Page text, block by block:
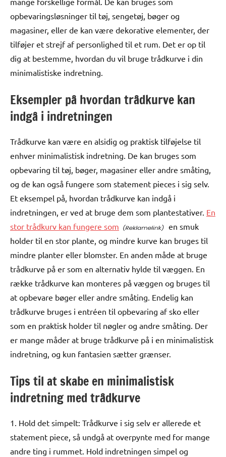
opbevaringsløsninger til tøj, sengetøj, bøger og
magasiner, eller de kan være dekorative elementer, der
tilføjer et strejf af personlighed til et rum. Det er op til
dig at bestemme, hvordan du vil bruge trådkurve i din
minimalistiske indretning.
Eksempler på hvordan trådkurve kan
indgå i indretningen
Trådkurve kan være en alsidig og praktisk tilføjelse til
enhver minimalistisk indretning. De kan bruges som
opbevaring til tøj, bøger, magasiner eller andre småting,
og de kan også fungere som statement pieces i sig selv.
Et eksempel på, hvordan trådkurve kan indgå i
indretningen, er ved at bruge dem som plantestativer. En
stor trådkurv kan fungere som
en smuk
holder til en stor plante, og mindre kurve kan bruges til
mindre planter eller blomster. En anden måde at bruge
trådkurve på er som en alternativ hylde til væggen. En
række trådkurve kan monteres på væggen og bruges til
at opbevare bøger eller andre småting. Endelig kan
trådkurve bruges i entréen til opbevaring af sko eller
som en praktisk holder til nøgler og andre småting. Der
er mange måder at bruge trådkurve på i en minimalistisk
indretning, og kun fantasien sætter grænser.
Tips til at skabe en minimalistisk
indretning med trådkurve
1. Hold det simpelt: Trådkurve i sig selv er allerede et
statement piece, så undgå at overpynte med for mange
andre ting i rummet. Hold indretningen simpel og